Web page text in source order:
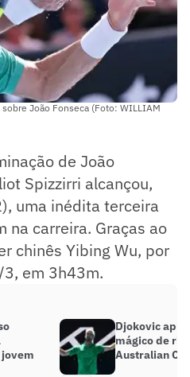
João Fonseca (Foto: WILLIAM
de João
Spizzirri alcançou,
uma inédita terceira
na carreira. Graças ao
chinês Yibing Wu, por
em 3h43m.
Djokovic
mágico de
Australian